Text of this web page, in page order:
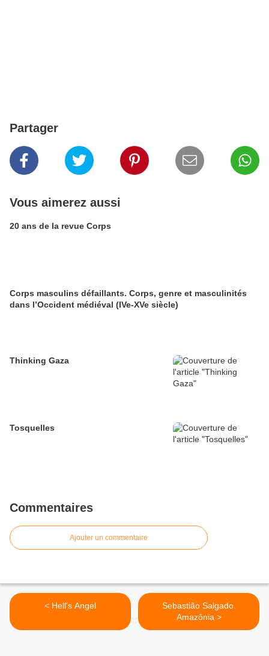
Partager
Vous aimerez aussi
20 ans de la revue Corps
Corps masculins défaillants. Corps, genre et masculinités
dans l’Occident médiéval (IVe-XVe siècle)
Thinking Gaza
Tosquelles
Commentaires
Ajouter un commentaire
< Hell's Angel
Sebastião Salgado.
Amazônia >